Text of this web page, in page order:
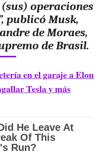
operaciones
publicó Musk,
de Moraes,
de Brasil.
en el garaje a Elon
Tesla y más